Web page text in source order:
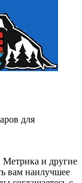
для
Метрика и другие
вам наилучшее